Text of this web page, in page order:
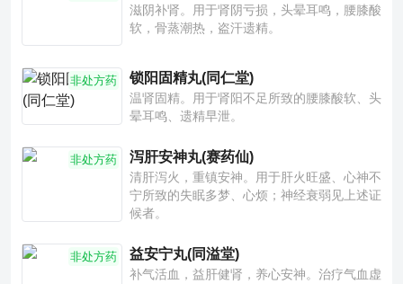
滋阴补肾。用于肾阴亏损，头晕耳鸣，腰膝酸
软，骨蒸潮热，盗汗遗精。
非处方药 锁阳固精丸(同仁堂)
温肾固精。用于肾阳不足所致的腰膝酸软、头
晕耳鸣、遗精早泄。
非处方药 泻肝安神丸(赛药仙)
清肝泻火，重镇安神。用于肝火旺盛、心神不
宁所致的失眠多梦、心烦；神经衰弱见上述证
候者。
非处方药 益安宁丸(同溢堂)
补气活血，益肝健肾，养心安神。治疗气血虚